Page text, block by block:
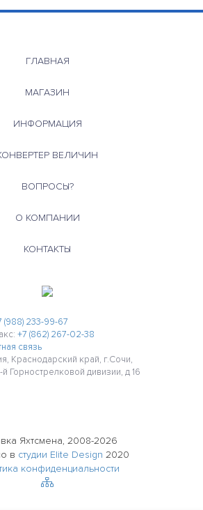
ГЛАВНАЯ
МАГАЗИН
ИНФОРМАЦИЯ
ВЕЛИЧИН
ВОПРОСЫ?
О КОМПАНИИ
КОНТАКТЫ
(988) 233-99-67
+7 (862) 267-02-38
связь
Краснодарский край, г.Сочи,
Горнострелковой дивизии, д 16
Яхтсмена, 2008-2026
в студии Elite Design 2020
конфиденциальности